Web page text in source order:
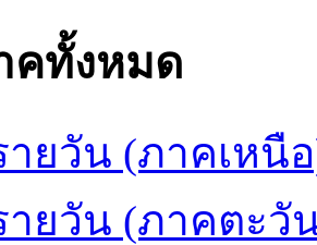
คทั้งหมด
ยวัน (ภาคเหนื
ยวัน (ภาคตะวั